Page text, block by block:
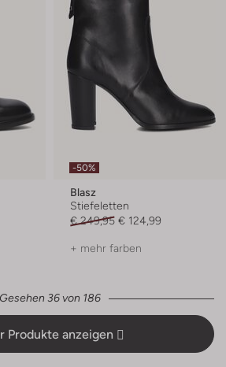
-50%
Blasz
Stiefeletten
€ 249,95 € 124,99
+ mehr farben
Gesehen 36 von 186
Produkte anzeigen